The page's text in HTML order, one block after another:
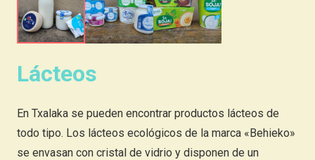
Lácteos
En Txalaka se pueden encontrar productos lácteos de
todo tipo. Los lácteos ecológicos de la marca «Behieko»
se envasan con cristal de vidrio y disponen de un